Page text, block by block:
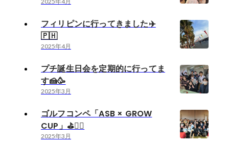
フィリピンに行ってきました✈️
🇵🇭
2025年4月
プチ誕生日会を定期的に行ってま
す🍰🥳
2025年3月
ゴルフコンペ「ASB × GROW
CUP」⛳️🏌️‍♀️
2025年3月